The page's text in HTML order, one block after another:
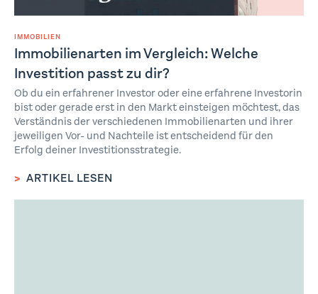
IMMOBILIEN
Immobilienarten im Vergleich: Welche
Investition passt zu dir?
Ob du ein erfahrener Investor oder eine erfahrene Investorin
bist oder gerade erst in den Markt einsteigen möchtest, das
Verständnis der verschiedenen Immobilienarten und ihrer
jeweiligen Vor- und Nachteile ist entscheidend für den
Erfolg deiner Investitionsstrategie.
> ARTIKEL LESEN